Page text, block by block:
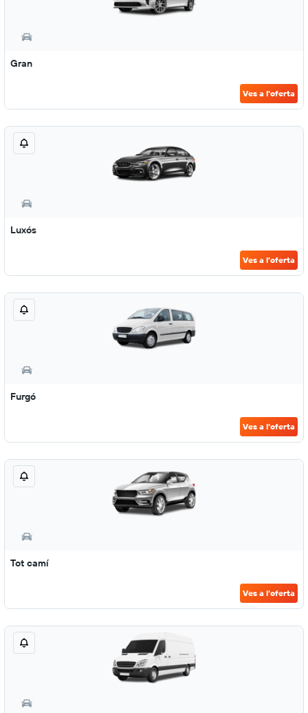
Gran
Ves a l'oferta
Luxós
Ves a l'oferta
Furgó
Ves a l'oferta
Tot camí
Ves a l'oferta